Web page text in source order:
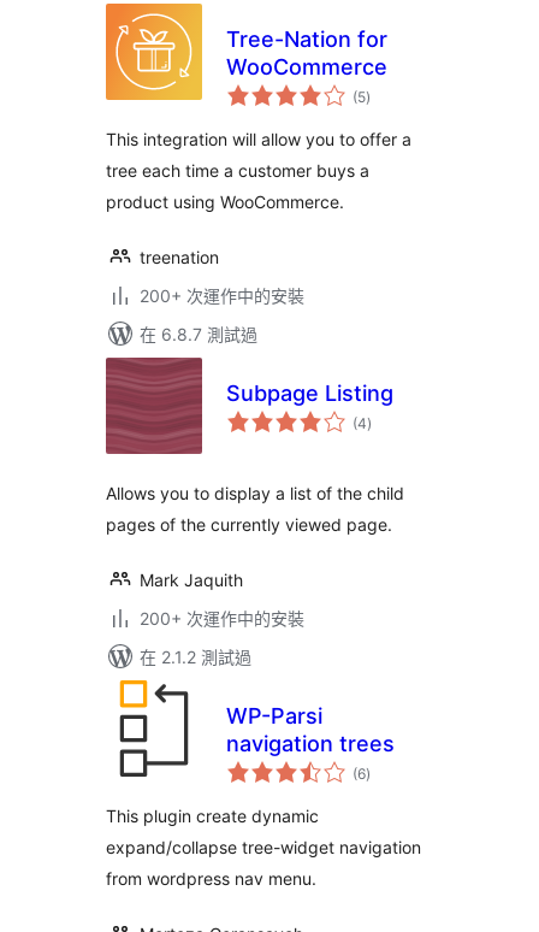
Tree-Nation for
WooCommerce
(5總
評)
This integration will allow you to offer a
tree each time a customer buys a
product using WooCommerce.
treenation
200+ 次運作中的安裝
在 6.8.7 測試過
Subpage Listing
(4總
評)
Allows you to display a list of the child
pages of the currently viewed page.
Mark Jaquith
200+ 次運作中的安裝
在 2.1.2 測試過
WP-Parsi
navigation trees
(6總
評)
This plugin create dynamic
expand/collapse tree-widget navigation
from wordpress nav menu.